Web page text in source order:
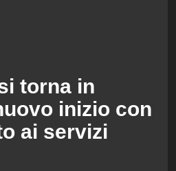
torna in
inizio con
ai servizi